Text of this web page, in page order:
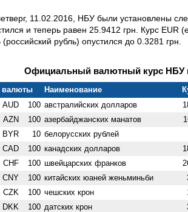
11.02.2016, НБУ были установлены
и теперь равен 25.9412 грн. Курс EUR
(российский рубль) опустился до 0.3281 грн.
Официальный валютный курс НБУ
валюты Наименование
AUD 100 австралийских долларов
AZN 100 азербайджанских манатов
BYR 10 белорусских рублей
CAD 100 канадских долларов
CHF 100 швейцарских франков
CNY 100 китайских юаней женьминьби
CZK 100 чешских крон
DKK 100 датских крон